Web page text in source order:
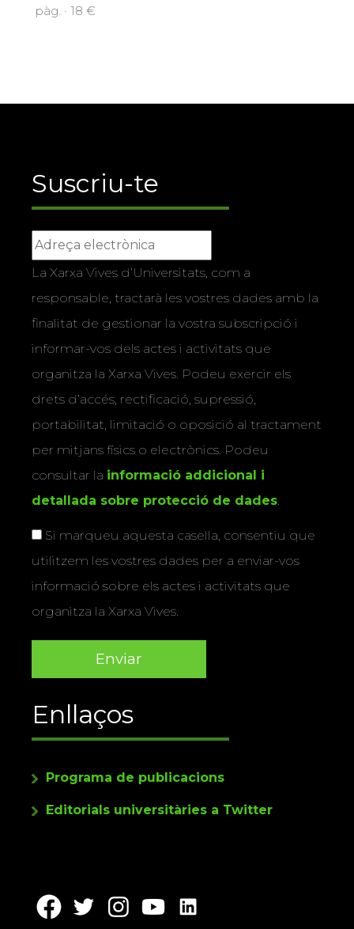
pàg. · 18 €
Suscriu-te
La Xarxa Vives d’Universitats, com a
responsable, tractarà les vostres dades amb la
finalitat de gestionar la vostra subscripció i
informar-vos dels actes i activitats que
organitza la Xarxa Vives. Podeu exercir els
drets d’accés, rectificació, supressió,
portabilitat, limitació o oposició al tractament
per mitjans físics o electrònics. Podeu
consultar la informació addicional i
detallada sobre protecció de dades
Si marqueu aquesta casella, consentiu que
utilitzem les vostres dades per a enviar-vos
informació sobre els actes i activitats que
organitza la Xarxa Vives.
Enllaços
Programa de publicacions
Editorials universitàries a Twitter